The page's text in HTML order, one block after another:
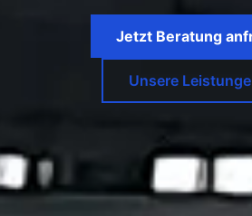
Jetzt Beratung
Unsere